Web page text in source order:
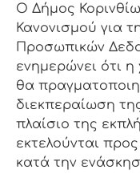
Ο Δήμος
Κανονισμού για
Προσωπικών
ενημερώνει ότι
θα
διεκπεραίωση
πλαίσιο της
εκτελούνται
κατά την